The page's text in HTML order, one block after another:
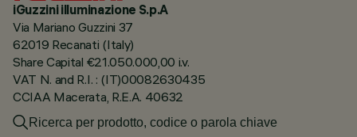
iGuzzini illuminazione S.p.A
Via Mariano Guzzini 37
62019 Recanati (Italy)
Share Capital €21.050.000,00 i.v.
VAT N. and R.I. : (IT)00082630435
CCIAA Macerata, R.E.A. 40632